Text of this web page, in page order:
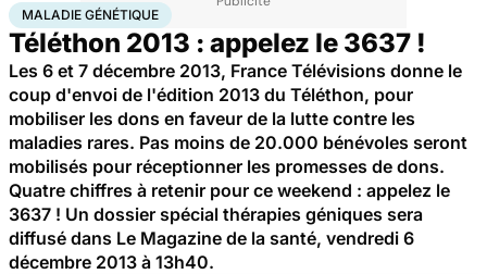
AccueilSantéMaladiesMaladie génétique
MALADIE GÉNÉTIQUE
Téléthon 2013 : appelez le 3637 !
Les 6 et 7 décembre 2013, France Télévisions donne le
coup d'envoi de l'édition 2013 du Téléthon, pour
mobiliser les dons en faveur de la lutte contre les
maladies rares. Pas moins de 20.000 bénévoles seront
mobilisés pour réceptionner les promesses de dons.
Quatre chiffres à retenir pour ce weekend : appelez le
3637 ! Un dossier spécial thérapies géniques sera
diffusé dans Le Magazine de la santé, vendredi 6
décembre 2013 à 13h40.